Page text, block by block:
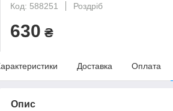
Код: 588251
Роздріб
630 ₴
Доставка Оплата
Опис